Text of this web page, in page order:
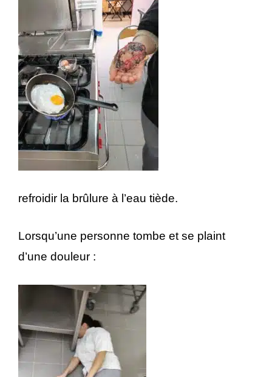
refroidir la brûlure à l’eau tiède.
Lorsqu’une personne tombe et se plaint
d’une douleur :